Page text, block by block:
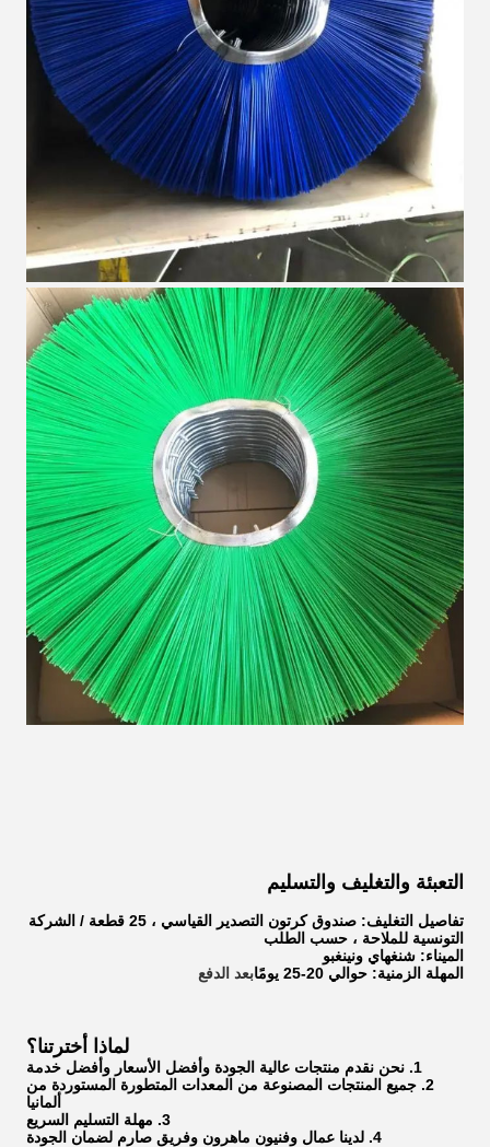
التعبئة والتغليف والتسليم
تفاصيل التغليف: صندوق كرتون التصدير القياسي ، 25 قطعة / الشركة
التونسية للملاحة ، حسب الطلب
الميناء: شنغهاي ونينغبو
المهلة الزمنية: حوالي 20-25 يومًا
بعد الدفع
لماذا أخترتنا؟
1. نحن نقدم منتجات عالية الجودة وأفضل الأسعار وأفضل خدمة
2. جميع المنتجات المصنوعة من المعدات المتطورة المستوردة من
ألمانيا
3. مهلة التسليم السريع
4. لدينا عمال وفنيون ماهرون وفريق صارم لضمان الجودة